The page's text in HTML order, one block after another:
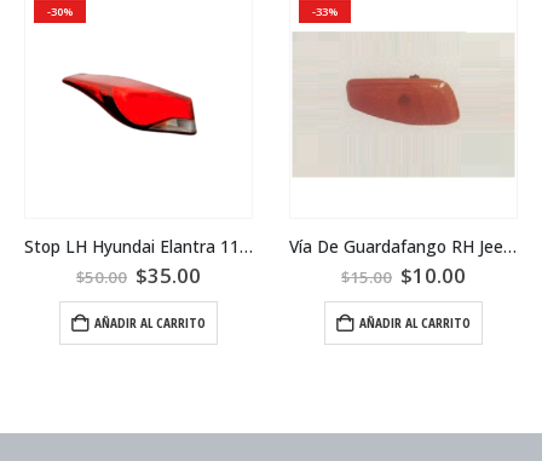
-30%
Stop LH Hyundai Elantra 11-16
$50.00 $35.00
AÑADIR AL CARRITO
-33%
Vía De Guardafango RH Jeep Renegade 2019
$15.00 $10.00
AÑADIR AL CARRITO